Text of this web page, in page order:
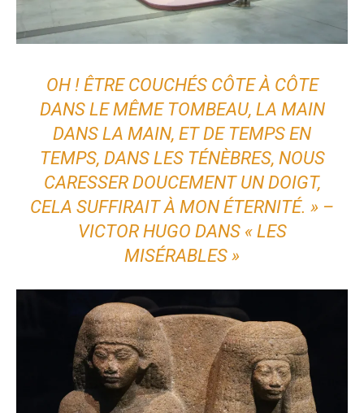
OH ! ÊTRE COUCHÉS CÔTE À CÔTE
DANS LE MÊME TOMBEAU, LA MAIN
DANS LA MAIN, ET DE TEMPS EN
TEMPS, DANS LES TÉNÈBRES, NOUS
CARESSER DOUCEMENT UN DOIGT,
CELA SUFFIRAIT À MON ÉTERNITÉ. » –
VICTOR HUGO DANS « LES
MISÉRABLES »